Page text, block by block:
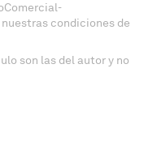
condiciones de
son las del autor y no